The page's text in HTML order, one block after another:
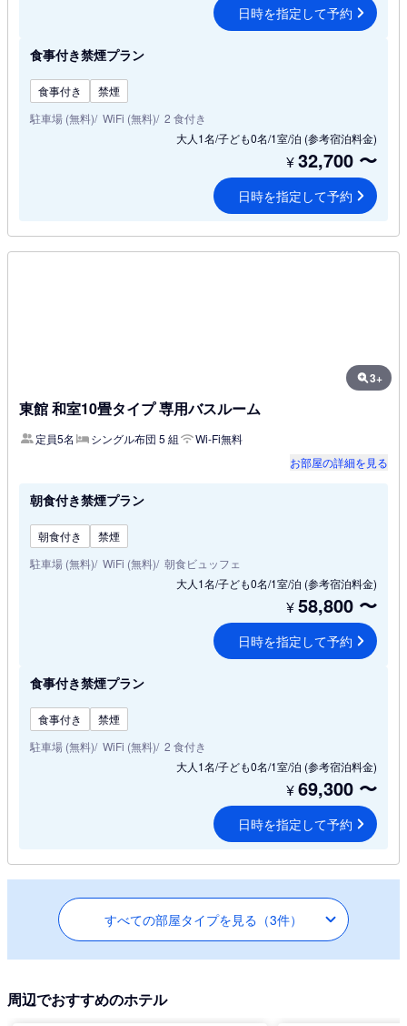
日時を指定して予約
食事付き禁煙プラン
食事付き
禁煙
駐車場 (無料) WiFi (無料) 2 食付き
大人1名/子ども0名/1室/泊 (参考宿泊料金)
¥32,700 〜
日時を指定して予約
3+
東館 和室10畳タイプ 専用バスルーム
定員5名 シングル布団 5 組
Wi-Fi無料
お部屋の詳細を見る
朝食付き禁煙プラン
朝食付き
禁煙
駐車場 (無料) WiFi (無料) 朝食ビュッフェ
大人1名/子ども0名/1室/泊 (参考宿泊料金)
¥58,800 〜
日時を指定して予約
食事付き禁煙プラン
食事付き
禁煙
駐車場 (無料) WiFi (無料) 2 食付き
大人1名/子ども0名/1室/泊 (参考宿泊料金)
¥69,300 〜
日時を指定して予約
すべての部屋タイプを見る（3件）
周辺でおすすめのホテル